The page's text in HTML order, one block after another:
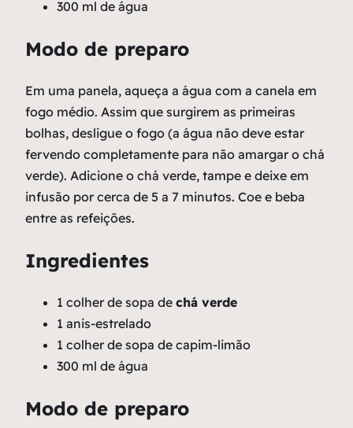
300 ml de água
Modo de preparo
Em uma panela, aqueça a água com a canela em
fogo médio. Assim que surgirem as primeiras
bolhas, desligue o fogo (a água não deve estar
fervendo completamente para não amargar o chá
verde). Adicione o chá verde, tampe e deixe em
infusão por cerca de 5 a 7 minutos. Coe e beba
entre as refeições.
Ingredientes
1 colher de sopa de chá verde
1 anis-estrelado
1 colher de sopa de capim-limão
300 ml de água
Modo de preparo